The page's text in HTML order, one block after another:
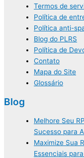
Termos de
Política de
Política anti-
Blog do PLRS
Política de
Contato
Mapa do Site
Glossário
Blog
Melhore Seu
Sucesso para
Maximize Sua
Essenciais